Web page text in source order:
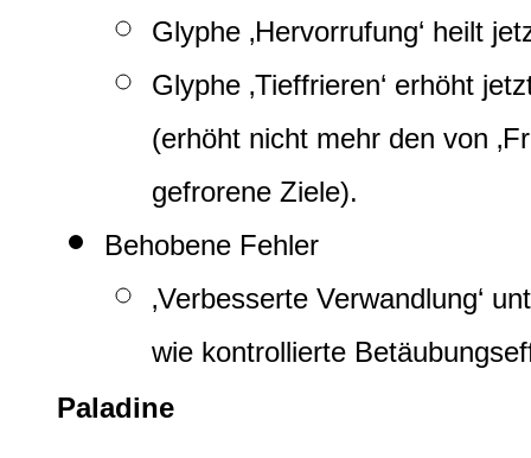
Glyphe ‚Hervorrufung‘ heilt
Glyphe ‚Tieffrieren‘ erhöht
(erhöht nicht mehr den von
gefrorene Ziele).
Behobene Fehler
‚Verbesserte Verwandlung‘
wie kontrollierte
Paladine